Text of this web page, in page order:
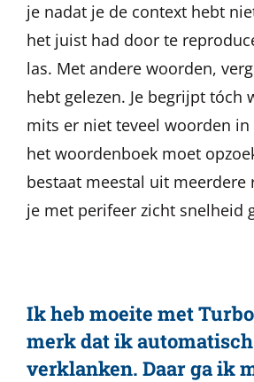
je nadat je de context hebt
het juist had door te
las. Met andere woorden,
hebt gelezen. Je begrijpt tóch
mits er niet teveel woorden
het woordenboek moet
bestaat meestal uit meerdere
je met perifeer zicht snelheid
Ik heb moeite met
merk dat ik
verklanken. Daar ga ik